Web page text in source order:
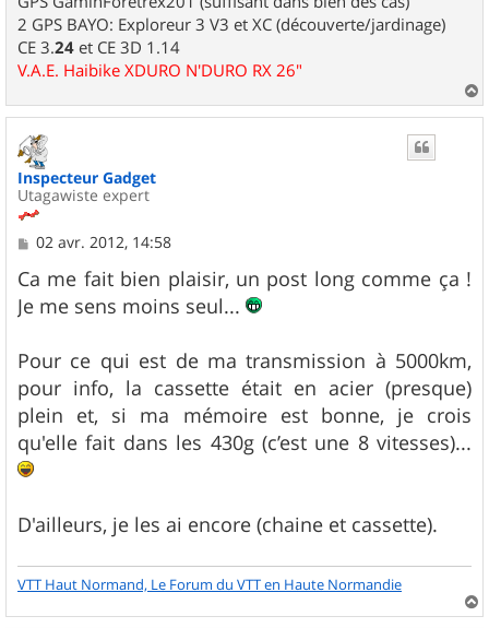
2 GPS BAYO: Exploreur 3 V3 et XC (découverte/jardinage)
CE 3.24 et CE 3D 1.14
V.A.E. Haibike XDURO N'DURO RX 26"
a
Inspecteur Gadget
Utagawiste expert
M
s
s
a
02 avr. 2012, 14:58
Ca me fait bien plaisir, un post long comme ça !
Je me sens moins seul...
Pour ce qui est de ma transmission à 5000km,
pour info, la cassette était en acier (presque)
plein et, si ma mémoire est bonne, je crois
qu'elle fait dans les 430g (c’est une 8 vitesses)...
D'ailleurs, je les ai encore (chaine et cassette).
VTT Haut Normand, Le Forum du VTT en Haute Normandie
a